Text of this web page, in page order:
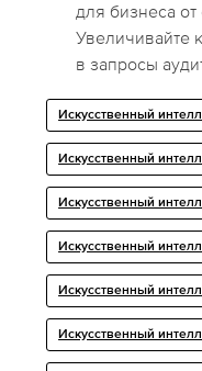
для бизнеса от
Увеличивайте
в запросы
Искусственный
Искусственный
Искусственный
Искусственный
Искусственный
Искусственный